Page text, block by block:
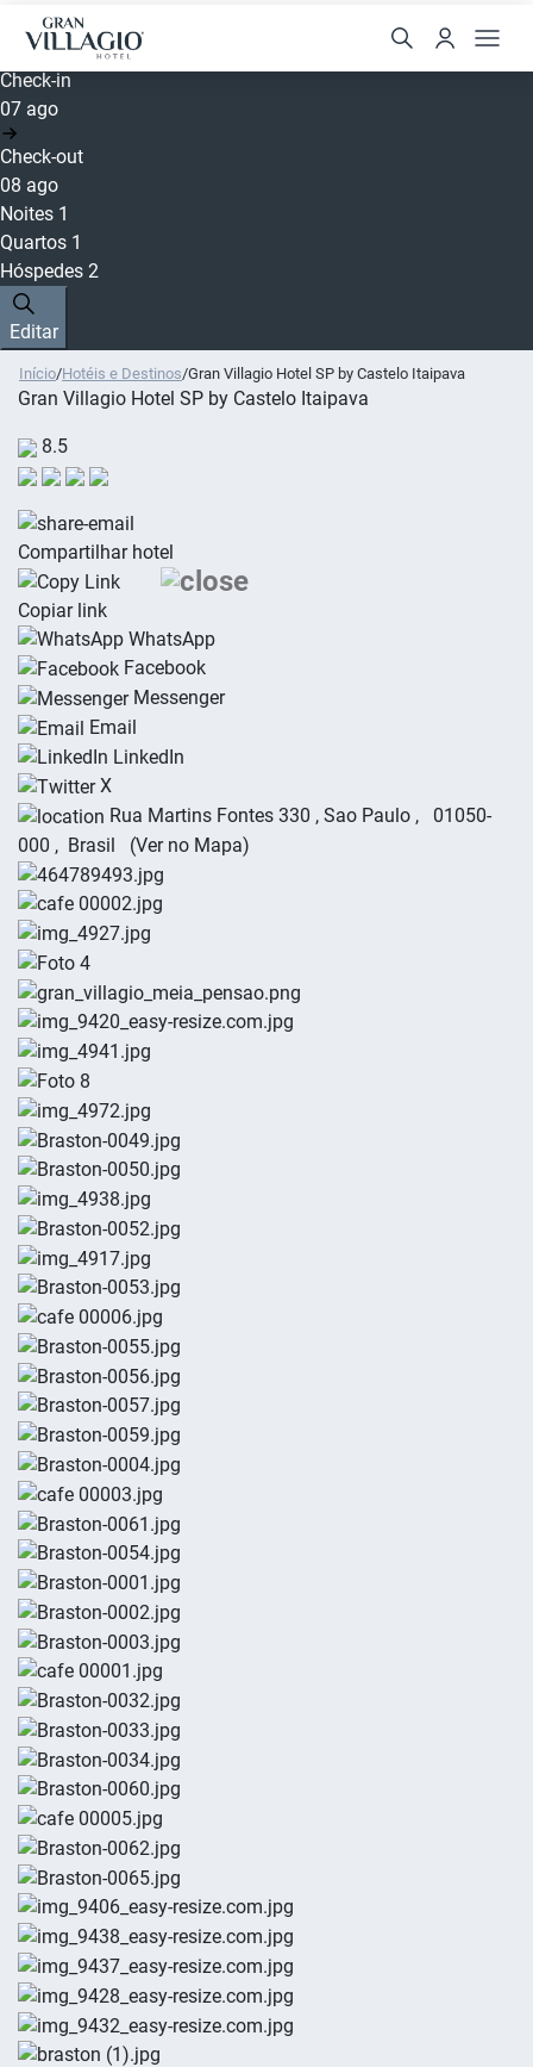
Check-in
07 ago
Check-out
08 ago
Noites 1
Quartos 1
Hóspedes 2
Editar
Início/Hotéis e Destinos/Gran Villagio Hotel SP by Castelo Itaipava
Gran Villagio Hotel SP by Castelo Itaipava
8.5
Compartilhar hotel
Copiar link
WhatsApp
Facebook
Messenger
Email
LinkedIn
X
Rua Martins Fontes 330 , Sao Paulo ,
01050-
000 , Brasil (Ver no Mapa)